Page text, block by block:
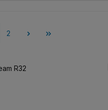
Seite
2